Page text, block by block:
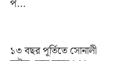
প...
১৩ বছর পূর্তিতে সোনালী